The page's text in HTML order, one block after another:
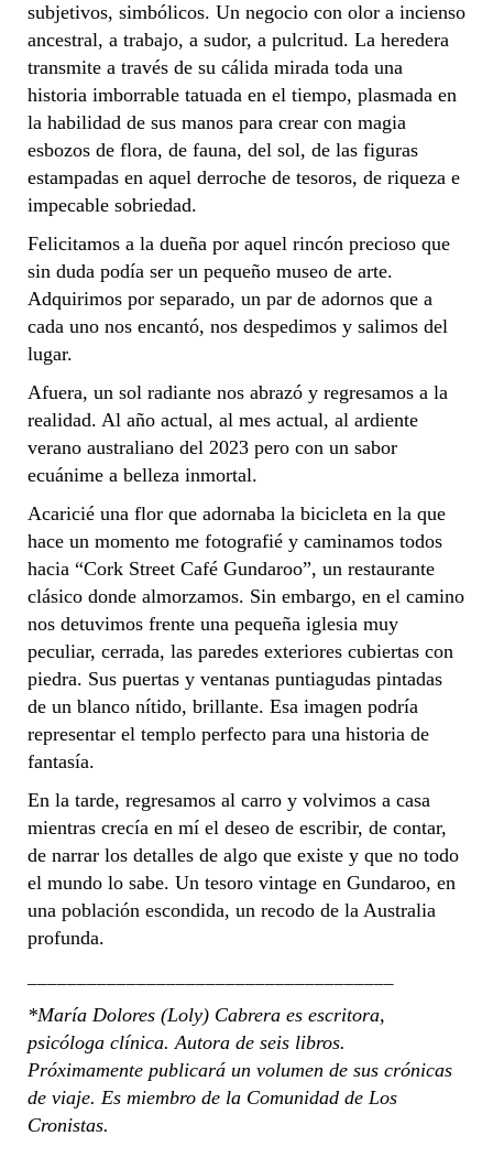
subjetivos, simbólicos. Un negocio con olor a incienso
ancestral, a trabajo, a sudor, a pulcritud. La heredera
transmite a través de su cálida mirada toda una
historia imborrable tatuada en el tiempo, plasmada en
la habilidad de sus manos para crear con magia
esbozos de flora, de fauna, del sol, de las figuras
estampadas en aquel derroche de tesoros, de riqueza e
impecable sobriedad.
Felicitamos a la dueña por aquel rincón precioso que
sin duda podía ser un pequeño museo de arte.
Adquirimos por separado, un par de adornos que a
cada uno nos encantó, nos despedimos y salimos del
lugar.
Afuera, un sol radiante nos abrazó y regresamos a la
realidad. Al año actual, al mes actual, al ardiente
verano australiano del 2023 pero con un sabor
ecuánime a belleza inmortal.
Acaricié una flor que adornaba la bicicleta en la que
hace un momento me fotografié y caminamos todos
hacia “Cork Street Café Gundaroo”, un restaurante
clásico donde almorzamos. Sin embargo, en el camino
nos detuvimos frente una pequeña iglesia muy
peculiar, cerrada, las paredes exteriores cubiertas con
piedra. Sus puertas y ventanas puntiagudas pintadas
de un blanco nítido, brillante. Esa imagen podría
representar el templo perfecto para una historia de
fantasía.
En la tarde, regresamos al carro y volvimos a casa
mientras crecía en mí el deseo de escribir, de contar,
de narrar los detalles de algo que existe y que no todo
el mundo lo sabe. Un tesoro vintage en Gundaroo, en
una población escondida, un recodo de la Australia
profunda.
*María Dolores (Loly) Cabrera es escritora,
psicóloga clínica. Autora de seis libros.
Próximamente publicará un volumen de sus crónicas
de viaje. Es miembro de la Comunidad de Los
Cronistas.